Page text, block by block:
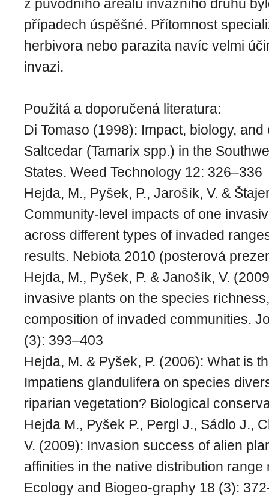
z původního areálu invazního druhu
případech úspěšné. Přítomnost
herbivora nebo parazita navíc velmi
invazi.
Použitá a doporučená literatura:
Di Tomaso (1998): Impact, biology, and
Saltcedar (Tamarix spp.) in the
States. Weed Technology 12: 326–336
Hejda, M., Pyšek, P., Jarošík, V. &
Community-level impacts of one
across different types of invaded
results. Nebiota 2010 (posterová
Hejda, M., Pyšek, P. & Janošík, V.
invasive plants on the species
composition of invaded communities.
(3): 393–403
Hejda, M. & Pyšek, P. (2006): What is
Impatiens glandulifera on species
riparian vegetation? Biological
Hejda M., Pyšek P., Pergl J., Sádlo J.,
V. (2009): Invasion success of alien
affinities in the native distribution range
Ecology and Biogeo-graphy 18 (3):